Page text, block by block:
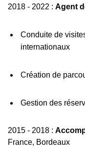
2018 - 2022 : Agent
Conduite de
internationaux
Création de
Gestion des
2015 - 2018 :
France, Bordeaux